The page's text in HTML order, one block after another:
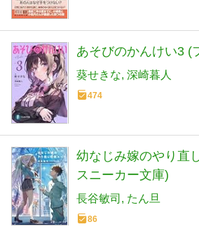
あそびのかんけい3 (
葵せきな 深崎暮人
474
幼なじみ嫁のやり直
スニーカー文庫)
長谷敏司 たん旦
86